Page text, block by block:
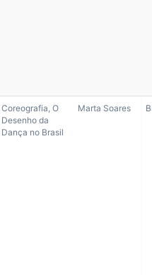
Coreografia, O
Desenho da
Dança no Brasil
Marta Soares